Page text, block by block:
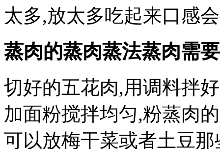
太多,放太多吃起来口感
蒸肉的蒸肉蒸法蒸肉需
切好的五花肉,用调料拌
加面粉搅拌均匀,粉蒸肉
可以放梅干菜或者土豆